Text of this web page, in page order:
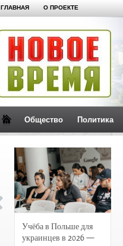
ГЛАВНАЯ О ПРОЕКТЕ
Общество Политика
Учёба в Польше для
украинцев в 2026 —